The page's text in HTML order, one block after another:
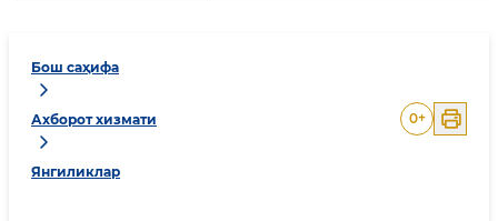
Бош саҳифа
Ахборот хизмати
Янгиликлар
0+